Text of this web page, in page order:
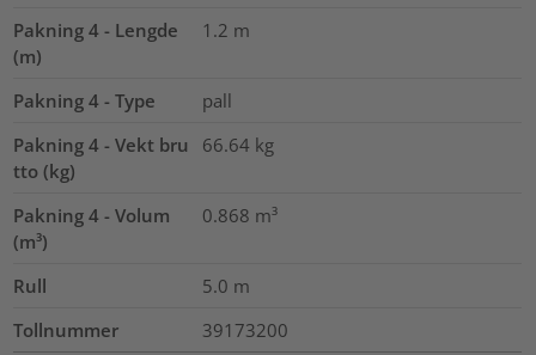
Pakning 4 - Lengde
(m)
1.2 m
Pakning 4 - Type
pall
Pakning 4 - Vekt bru
tto (kg)
66.64 kg
Pakning 4 - Volum
(m³)
0.868 m³
Rull 5.0 m
Tollnummer
39173200